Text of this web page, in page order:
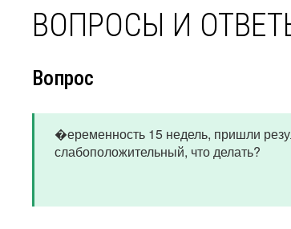
ВОПРОСЫ И
Вопрос
�еременность 15 недель, пришли
слабоположительный, что делать?